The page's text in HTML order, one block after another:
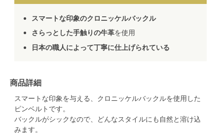
スマートな印象のクロニッケルバックル
さらっとした手触りの牛革を使用
日本の職人によって丁寧に仕上げられている
商品詳細
スマートな印象を与える、クロニッケルバックルを使用した
ピンベルトです。
バックルがシックなので、どんなスタイルにも自然と溶け込
みます。